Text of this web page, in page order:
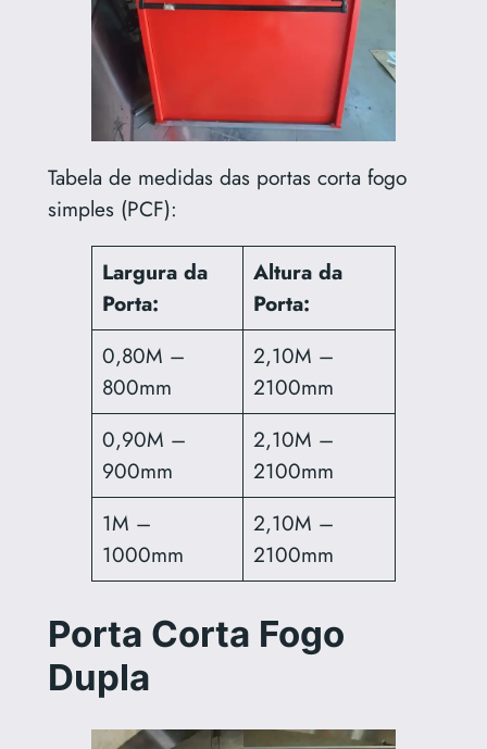
Tabela de medidas das portas corta fogo
simples (PCF):
Largura da
Porta:
Altura da
Porta:
0,80M –
800mm
2,10M –
2100mm
0,90M –
900mm
2,10M –
2100mm
1M –
1000mm
2,10M –
2100mm
Porta Corta Fogo
Dupla